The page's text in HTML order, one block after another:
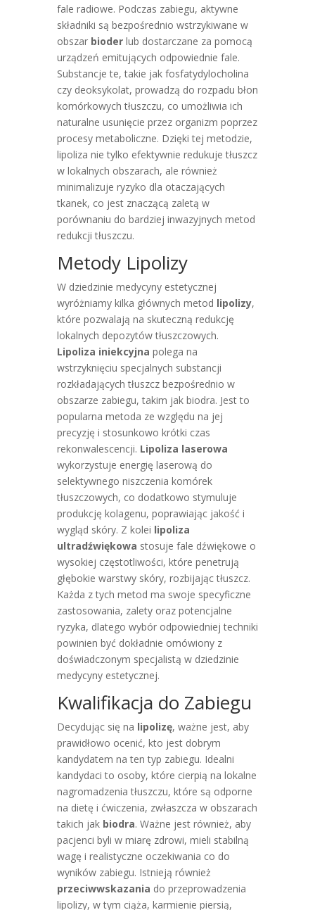
fale radiowe. Podczas zabiegu, aktywne
składniki są bezpośrednio wstrzykiwane w
obszar bioderlub dostarczane za pomocą
urządzeń emitujących odpowiednie fale.
Substancje te, takie jak fosfatydylocholina
czy deoksykolat, prowadzą do rozpadu błon
komórkowych tłuszczu, co umożliwia ich
naturalne usunięcie przez organizm poprzez
procesy metaboliczne. Dzięki tej metodzie,
lipoliza nie tylko efektywnie redukuje tłuszcz
w lokalnych obszarach, ale również
minimalizuje ryzyko dla otaczających
tkanek, co jest znaczącą zaletą w
porównaniu do bardziej inwazyjnych metod
redukcji tłuszczu.
Metody Lipolizy
W dziedzinie medycyny estetycznej
wyróżniamy kilka głównych metod lipolizy,
które pozwalają na skuteczną redukcję
lokalnych depozytów tłuszczowych.
Lipoliza iniekcyjna polega na
wstrzyknięciu specjalnych substancji
rozkładających tłuszcz bezpośrednio w
obszarze zabiegu, takim jak biodra. Jest to
popularna metoda ze względu na jej
precyzję i stosunkowo krótki czas
rekonwalescencji. Lipoliza laserowa
wykorzystuje energię laserową do
selektywnego niszczenia komórek
tłuszczowych, co dodatkowo stymuluje
produkcję kolagenu, poprawiając jakość i
wygląd skóry. Z kolei lipoliza
ultradźwiękowa stosuje fale dźwiękowe o
wysokiej częstotliwości, które penetrują
głębokie warstwy skóry, rozbijając tłuszcz.
Każda z tych metod ma swoje specyficzne
zastosowania, zalety oraz potencjalne
ryzyka, dlatego wybór odpowiedniej techniki
powinien być dokładnie omówiony z
doświadczonym specjalistą w dziedzinie
medycyny estetycznej.
Kwalifikacja do Zabiegu
Decydując się na lipolizę, ważne jest, aby
prawidłowo ocenić, kto jest dobrym
kandydatem na ten typ zabiegu. Idealni
kandydaci to osoby, które cierpią na lokalne
nagromadzenia tłuszczu, które są odporne
na dietę i ćwiczenia, zwłaszcza w obszarach
takich jak biodra. Ważne jest również, aby
pacjenci byli w miarę zdrowi, mieli stabilną
wagę i realistyczne oczekiwania co do
wyników zabiegu. Istnieją również
przeciwwskazania do przeprowadzenia
lipolizy, w tym ciąża, karmienie piersią,